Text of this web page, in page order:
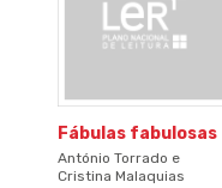
Fábulas fabulosas
António Torrado e
Cristina Malaquias